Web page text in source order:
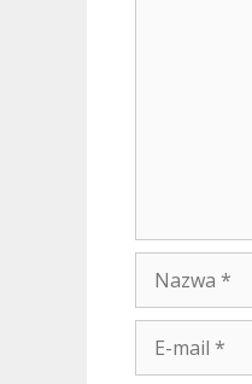
mail